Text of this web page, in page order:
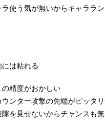
使う気が無いからキャララン
は粘れる
の精度がおかしい
ンター攻撃の先端がピッタリ
を見せないからチャンスも